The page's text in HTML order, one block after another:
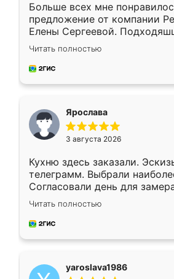
Больше всех мне
предложение от компании
Елены Сергеевой.
короткие сроки
для замера сотрудник
предложил по моему эскизу
Читать полностью
Ярослава
3 августа 2026
Кухню здесь заказали.
телеграмм. Выбрали
Согласовали день для
недели кухня была уже
довольны работой. Спасибо
мебель за качественную
Читать полностью
yaroslava1986